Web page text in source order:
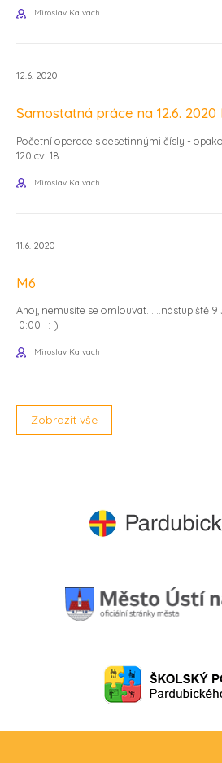
Miroslav Kalvach
12.6. 2020
Samostatná práce na 12.6. 2020
Početní operace s desetinnými čísly -
120 cv. 18 ...
Miroslav Kalvach
11.6. 2020
M6
Ahoj, nemusíte se omlouvat......nástupiště 9
0:00 :-)
Miroslav Kalvach
Zobrazit vše